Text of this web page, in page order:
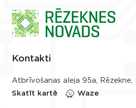
Kontakti
Atbrīvošanas aleja 95a, Rēzekne,
Skatīt kartē
Waze